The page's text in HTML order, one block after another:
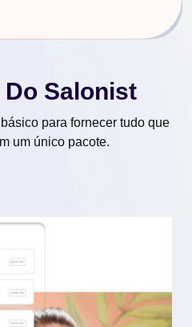
Salonist
para fornecer tudo que
um único pacote.